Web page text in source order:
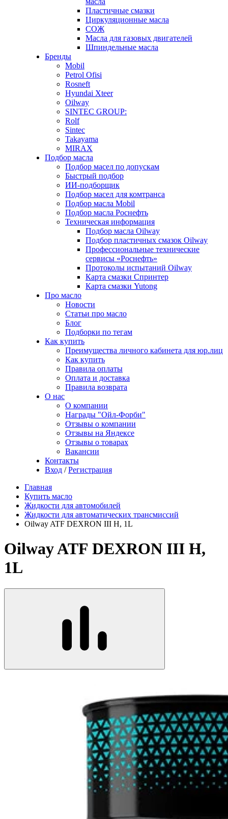
Пластичные смазки
Циркуляционные масла
СОЖ
Масла для газовых двигателей
Шпиндельные масла
Бренды
Mobil
Petrol Ofisi
Rosneft
Hyundai Xteer
Oilway
SINTEC GROUP:
Rolf
Sintec
Takayama
MIRAX
Подбор масла
Подбор масел по допускам
Быстрый подбор
ИИ-подборщик
Подбор масел для комтранса
Подбор масла Mobil
Подбор масла Роснефть
Техническая информация
Подбор масла Oilway
Подбор пластичных смазок Oilway
Профессиональные технические
сервисы «Роснефть»
Протоколы испытаний Oilway
Карта смазки Спринтер
Карта смазки Yutong
Про масло
Новости
Статьи про масло
Блог
Подборки по тегам
Как купить
Преимущества личного кабинета для юр.лиц
Как купить
Правила оплаты
Оплата и доставка
Правила возврата
О нас
О компании
Награды "Ойл-Форби"
Отзывы о компании
Отзывы на Яндексе
Отзывы о товарах
Вакансии
Контакты
Вход / Регистрация
Главная
Купить масло
Жидкости для автомобилей
Жидкости для автоматических трансмиссий
Oilway ATF DEXRON III H, 1L
Oilway ATF DEXRON III H,
1L